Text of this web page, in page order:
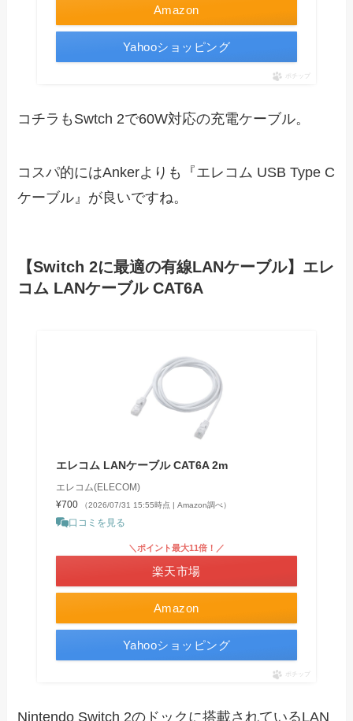
Amazon
Yahooショッピング
ポチップ
コチラもSwtch 2で60W対応の充電ケーブル。
コスパ的にはAnkerよりも『エレコム USB Type C
ケーブル』が良いですね。
【Switch 2に最適の有線LANケーブル】エレ
コム LANケーブル CAT6A
エレコム LANケーブル CAT6A 2m
エレコム(ELECOM)
¥700
（2026/07/31 15:55時点 | Amazon調べ）
口コミを見る
Amazon
＼ポイント最大11倍！／
楽天市場
Yahooショッピング
ポチップ
Nintendo Switch 2のドックに搭載されているLAN